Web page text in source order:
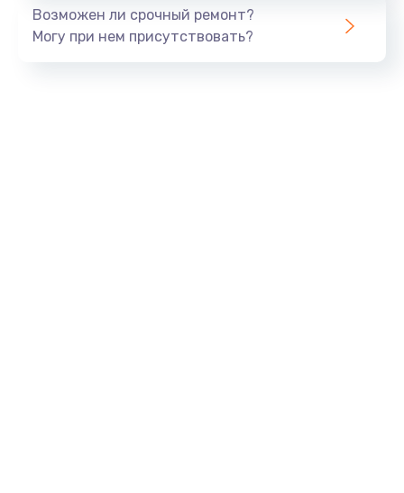
Замена USB порта
от 1060 руб.
Возможен ли срочный ремонт?
Могу при нем присутствовать?